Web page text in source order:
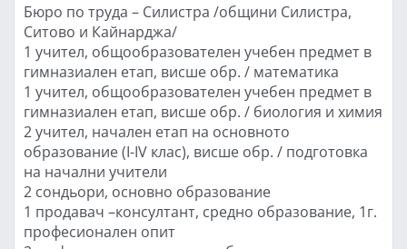
Бюро по труда – Силистра /общини Силистра,
Ситово и Кайнарджа/
1 учител, общообразователен учебен предмет в
гимназиален етап, висше обр. / математика
1 учител, общообразователен учебен предмет в
гимназиален етап, висше обр. / биология и химия
2 учител, начален етап на основното
образование (I-IV клас), висше обр. / подготовка
на начални учители
2 сондьори, основно образование
1 продавач –консултант, средно образование, 1г.
професионален опит